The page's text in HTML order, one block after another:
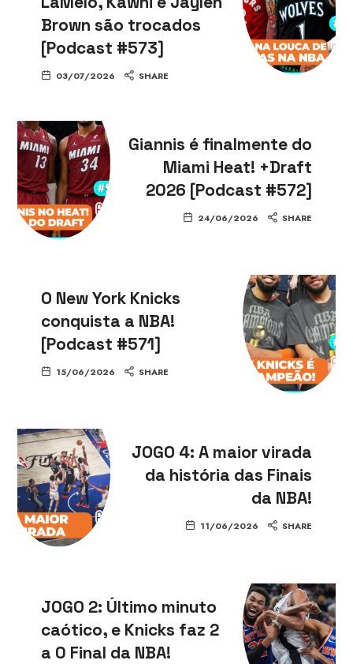
Brown são trocados
[Podcast #573]
03/07/2026 SHARE
Giannis é finalmente do
Miami Heat! +Draft
2026 [Podcast #572]
24/06/2026 SHARE
O New York Knicks
conquista a NBA!
[Podcast #571]
15/06/2026 SHARE
JOGO 4: A maior virada
da história das Finais
da NBA!
11/06/2026 SHARE
JOGO 2: Último minuto
caótico, e Knicks faz 2
a 0 Final da NBA!